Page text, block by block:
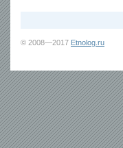
© 2008—2017 Etnolog.ru